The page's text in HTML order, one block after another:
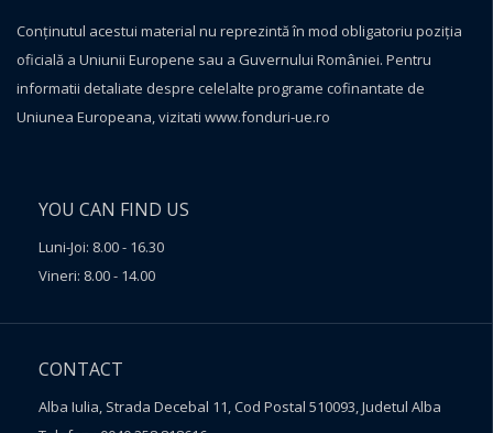
Conţinutul acestui material nu reprezintă în mod obligatoriu poziţia
oficială a Uniunii Europene sau a Guvernului României. Pentru
informatii detaliate despre celelalte programe cofinantate de
Uniunea Europeana, vizitati www.fonduri-ue.ro
YOU CAN FIND US
Luni-Joi: 8.00 - 16.30
Vineri: 8.00 - 14.00
CONTACT
Alba Iulia, Strada Decebal 11, Cod Postal 510093, Judetul Alba